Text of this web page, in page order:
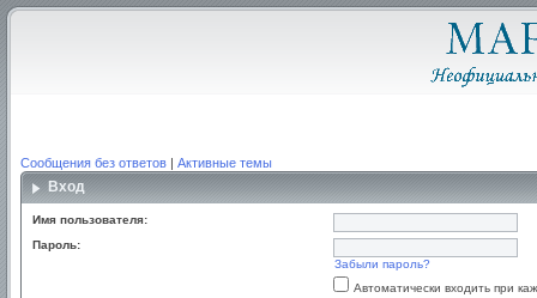
Сообщения без ответов | Активные темы
Вход
Имя пользователя:
Пароль:
Забыли пароль?
Автоматически входить при